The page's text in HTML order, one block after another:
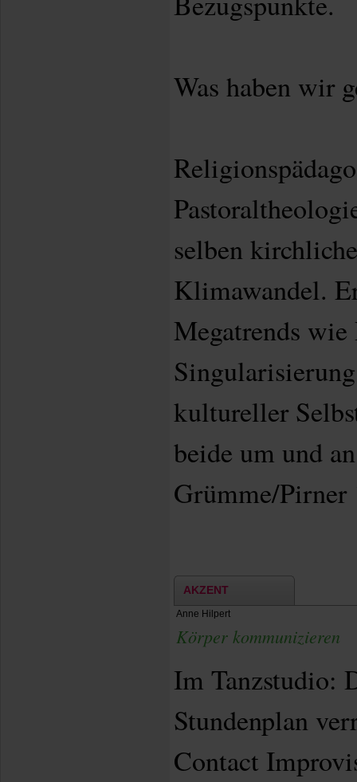
Was haben wir
selben
Klimawandel.
Megatrends
kultureller
beide um und
Grümme/Pirner
AKZENT
Anne Hilpert
Körper kommunizieren
Im Tanzstudio:
Stundenplan
Contact